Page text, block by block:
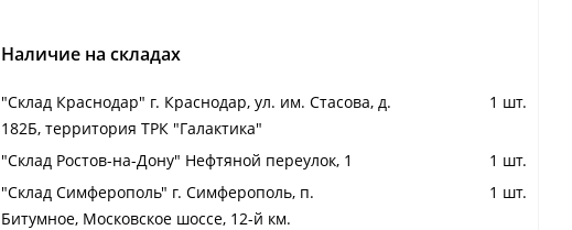
Наличие на складах
"Cклад Краснодар" г. Краснодар, ул. им. Стасова, д.
182Б, территория ТРК "Галактика"
1 шт.
"Cклад Ростов-на-Дону" Нефтяной переулок, 1
1 шт.
"Cклад Симферополь" г. Симферополь, п.
Битумное, Московское шоссе, 12-й км.
1 шт.